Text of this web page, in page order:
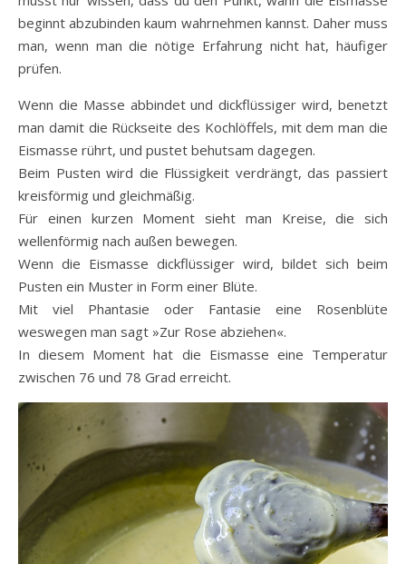
beginnt abzubinden kaum wahrnehmen kannst. Daher muss
man, wenn man die nötige Erfahrung nicht hat, häufiger
prüfen.
Wenn die Masse abbindet und dickflüssiger wird, benetzt
man damit die Rückseite des Kochlöffels, mit dem man die
Eismasse rührt, und pustet behutsam dagegen.
Beim Pusten wird die Flüssigkeit verdrängt, das passiert
kreisförmig und gleichmäßig.
Für einen kurzen Moment sieht man Kreise, die sich
wellenförmig nach außen bewegen.
Wenn die Eismasse dickflüssiger wird, bildet sich beim
Pusten ein Muster in Form einer Blüte.
Mit viel Phantasie oder Fantasie eine Rosenblüte
weswegen man sagt »Zur Rose abziehen«.
In diesem Moment hat die Eismasse eine Temperatur
zwischen 76 und 78 Grad erreicht.